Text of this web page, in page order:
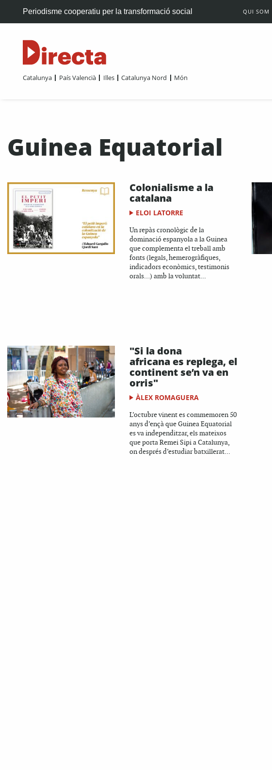
Periodisme cooperatiu per la transformació social QUI SOM
Catalunya País Valencià Illes Catalunya Nord Món
Guinea Equatorial
Colonialisme a la
catalana
ELOI LATORRE
Un repàs cronològic de la
dominació espanyola a la Guinea
que complementa el treball amb
fonts (legals, hemerogràfiques,
indicadors econòmics, testimonis
orals…) amb la voluntat...
"Si la dona
africana es replega, el
continent se’n va en
orris"
ÀLEX ROMAGUERA
L’octubre vinent es commemoren 50
anys d’ençà que Guinea Equatorial
es va independitzar, els mateixos
que porta Remei Sipi a Catalunya,
on després d’estudiar batxillerat...